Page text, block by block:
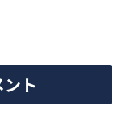
ト